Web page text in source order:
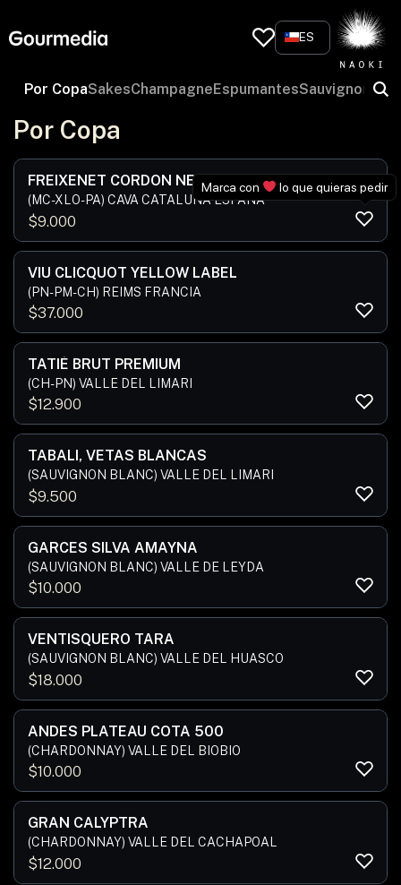
content
ES
Por CopaSakesChampagneEspumantesSauvignon
Por Copa
FREIXENET CORDON NEGRO BRUT
(MC-XLO-PA) CAVA CATALUÑA ESPAÑA
$9.000
VIU CLICQUOT YELLOW LABEL
(PN-PM-CH) REIMS FRANCIA
$37.000
TATIÉ BRUT PREMIUM
(CH-PN) VALLE DEL LIMARI
$12.900
TABALI, VETAS BLANCAS
(SAUVIGNON BLANC) VALLE DEL LIMARI
$9.500
GARCES SILVA AMAYNA
(SAUVIGNON BLANC) VALLE DE LEYDA
$10.000
VENTISQUERO TARA
(SAUVIGNON BLANC) VALLE DEL HUASCO
$18.000
ANDES PLATEAU COTA 500
(CHARDONNAY) VALLE DEL BIOBIO
$10.000
GRAN CALYPTRA
(CHARDONNAY) VALLE DEL CACHAPOAL
$12.000
Marca con lo que quieras pedir